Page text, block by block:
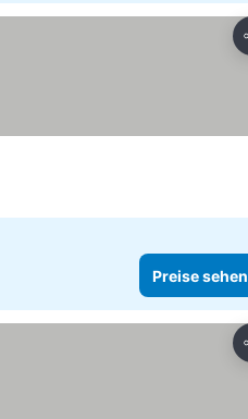
Preise sehen